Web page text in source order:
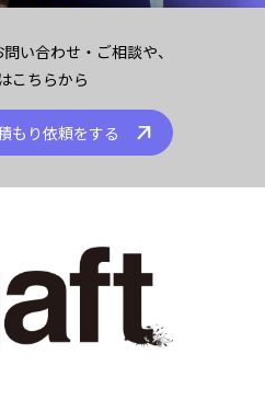
い合わせ・ご相談や、
こちらから
もり依頼をする